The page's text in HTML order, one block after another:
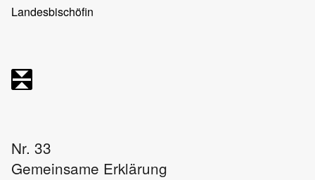
Landesbischöfin
Nr. 33
Gemeinsame Erklärung